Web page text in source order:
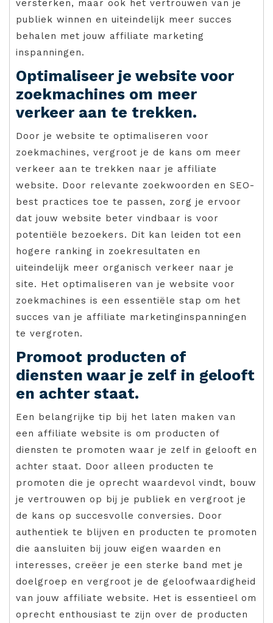
versterken, maar ook het vertrouwen van je
publiek winnen en uiteindelijk meer succes
behalen met jouw affiliate marketing
inspanningen.
Optimaliseer je website voor
zoekmachines om meer
verkeer aan te trekken.
Door je website te optimaliseren voor
zoekmachines, vergroot je de kans om meer
verkeer aan te trekken naar je affiliate
website. Door relevante zoekwoorden en SEO-
best practices toe te passen, zorg je ervoor
dat jouw website beter vindbaar is voor
potentiële bezoekers. Dit kan leiden tot een
hogere ranking in zoekresultaten en
uiteindelijk meer organisch verkeer naar je
site. Het optimaliseren van je website voor
zoekmachines is een essentiële stap om het
succes van je affiliate marketinginspanningen
te vergroten.
Promoot producten of
diensten waar je zelf in gelooft
en achter staat.
Een belangrijke tip bij het laten maken van
een affiliate website is om producten of
diensten te promoten waar je zelf in gelooft en
achter staat. Door alleen producten te
promoten die je oprecht waardevol vindt, bouw
je vertrouwen op bij je publiek en vergroot je
de kans op succesvolle conversies. Door
authentiek te blijven en producten te promoten
die aansluiten bij jouw eigen waarden en
interesses, creëer je een sterke band met je
doelgroep en vergroot je de geloofwaardigheid
van jouw affiliate website. Het is essentieel om
oprecht enthousiast te zijn over de producten